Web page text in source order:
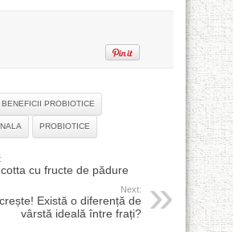
BENEFICII PROBIOTICE
PROBIOTICE
cu fructe de pădure
Next:
Există o diferență de
vârstă ideală între frați?